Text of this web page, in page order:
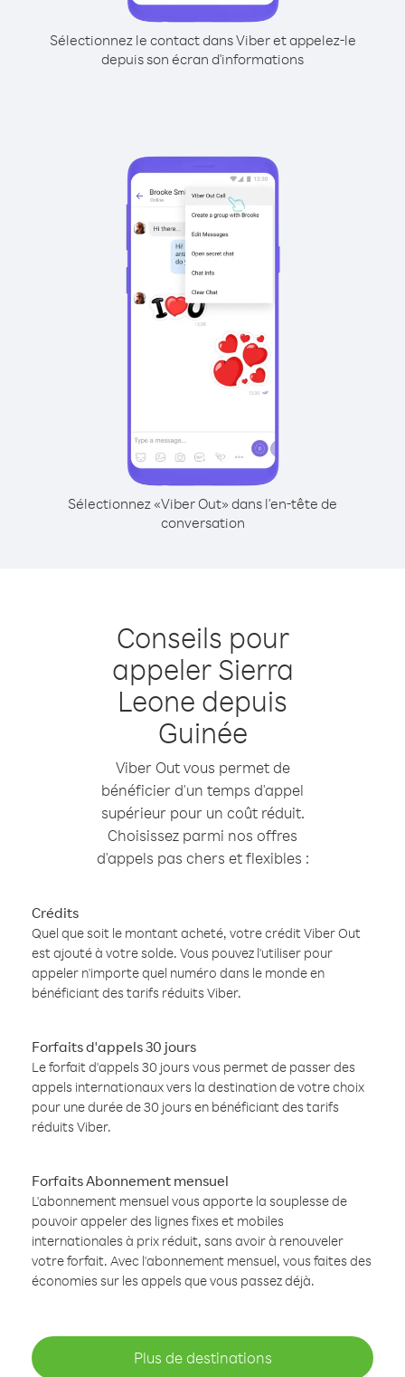
Sélectionnez le contact dans Viber et appelez-le
depuis son écran d'informations
Sélectionnez «Viber Out» dans l'en-tête de
conversation
Conseils pour
appeler Sierra
Leone depuis
Guinée
Viber Out vous permet de
bénéficier d'un temps d'appel
supérieur pour un coût réduit.
Choisissez parmi nos offres
d'appels pas chers et flexibles :
Crédits
Quel que soit le montant acheté, votre crédit Viber Out
est ajouté à votre solde. Vous pouvez l'utiliser pour
appeler n'importe quel numéro dans le monde en
bénéficiant des tarifs réduits Viber.
Forfaits d'appels 30 jours
Le forfait d'appels 30 jours vous permet de passer des
appels internationaux vers la destination de votre choix
pour une durée de 30 jours en bénéficiant des tarifs
réduits Viber.
Forfaits Abonnement mensuel
L'abonnement mensuel vous apporte la souplesse de
pouvoir appeler des lignes fixes et mobiles
internationales à prix réduit, sans avoir à renouveler
votre forfait. Avec l'abonnement mensuel, vous faites des
économies sur les appels que vous passez déjà.
Plus de destinations